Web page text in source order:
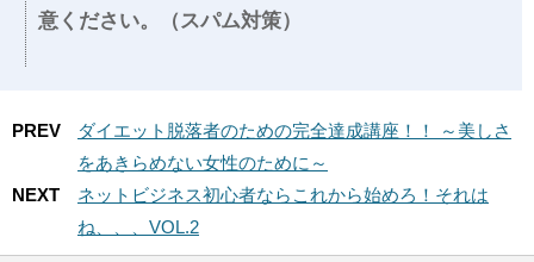
意ください。（スパム対策）
PREV
ダイエット脱落者のための完全達成講座！！ ～美しさ
をあきらめない女性のために～
NEXT
ネットビジネス初心者ならこれから始めろ！それは
ね、、、VOL.2